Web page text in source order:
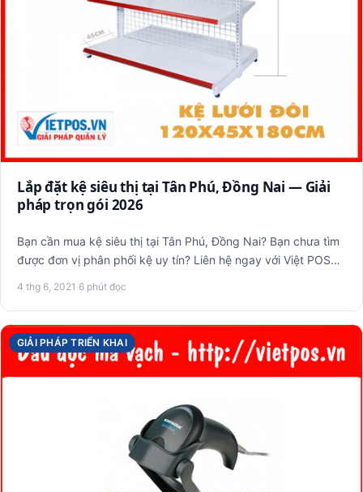
Lắp đặt kệ siêu thị tại Tân Phú, Đồng Nai — Giải
pháp trọn gói 2026
Bạn cần mua kệ siêu thị tại Tân Phú, Đồng Nai? Bạn chưa tìm
được đơn vị phân phối kệ uy tín? Liên hệ ngay với Việt POS
4 thg 6, 2021 ·6 phút đọc
GIẢI PHÁP TRIỂN KHAI